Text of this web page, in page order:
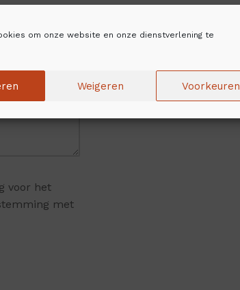
om onze website en onze dienstverlening te
Weigeren Voorkeuren
voor het
met